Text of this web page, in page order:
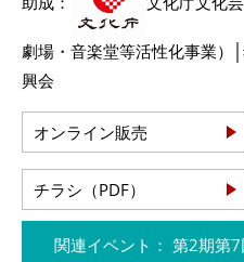
劇場・音楽堂等活性化事業）
興会
オンライン販売
チラシ（PDF）
関連イベント： 第2期第